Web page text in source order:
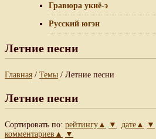
Гравюра укиё-э
Русский югэн
Летние песни
Главная / Темы / Летние песни
Летние песни
Сортировать по: рейтингу▲ ▼ дате▲ ▼
комментариев▲
▼